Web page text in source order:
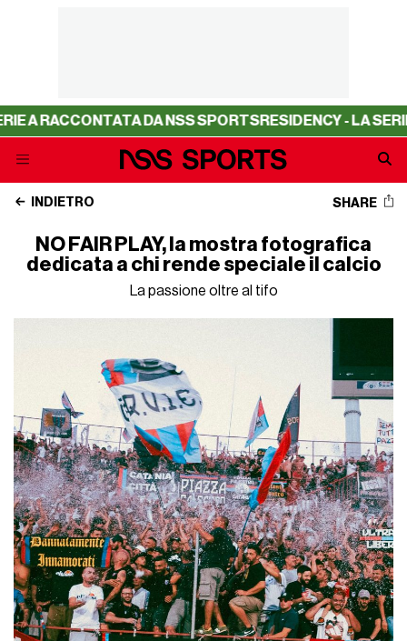
DA NSS SPORTSRESIDENCY - LA SERIE A
INDIETRO SHARE
NO FAIR PLAY, la mostra fotografica
dedicata a chi rende speciale il calcio
La passione oltre al tifo